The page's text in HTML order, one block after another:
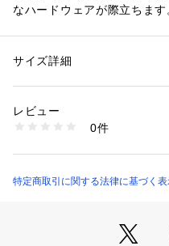
なハードウェアが際立ちます
ミニマルなフォルムにゴー
だける一点。
ダ・アムステルダムで立ち上
ニスタたちが注目し話題を
性別：レディース
素材：牛革
商品番号：
33036203063 （ショップ）
サイズ詳細
レビュー
0件
特定商取引に関する法律に基づく表